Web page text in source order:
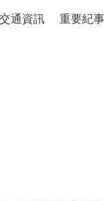
交通資訊 重要紀事